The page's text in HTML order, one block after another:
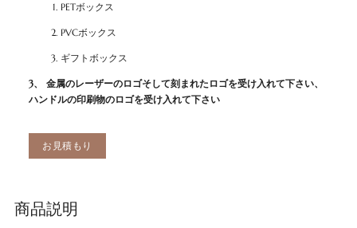
PETボックス
PVCボックス
ギフトボックス
3、
金属のレーザーのロゴそして刻まれたロゴを受け入れて下さい、
ハンドルの印刷物のロゴを受け入れて下さい
お見積もり
商品説明